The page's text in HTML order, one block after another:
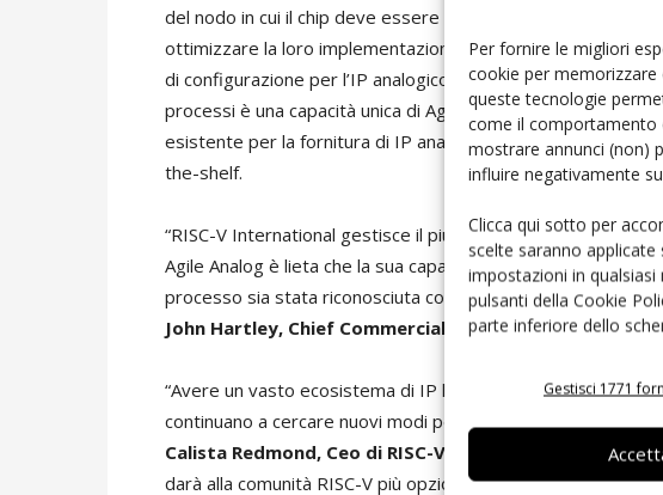
Per fornire le migliori
cookie per
queste tecnologie
come il comportamento
mostrare annunci (non)
influire negativamente
Clicca qui sotto per
scelte saranno
impostazioni in
pulsanti della Cookie
parte inferiore dello
Gestisci 1771
del nodo in cui il chip deve essere fabbricato. Così come i
ottimizzare la loro implementazione del RISC-V ISA, Agile
di configurazione per l’IP analogico. La fornitura di un IP
processi è una capacità unica di Agile Analog ed è in netto
esistente per la fornitura di IP analogico attuale, limitato
the-shelf.
“RISC-V International gestisce il più grande e vivace
Agile Analog è lieta che la sua capacità di ottimizzare l’IP
processo sia stata riconosciuta con l’assegnazione dello
John Hartley, Chief Commercial Officer di Agile Analog.
“Avere un vasto ecosistema di IP hardware e software è
continuano a cercare nuovi modi per innovare: dall’IoT
Calista Redmond, Ceo di RISC-V International
. “L’IP
darà alla comunità RISC-V più opzioni per spingere ancora di